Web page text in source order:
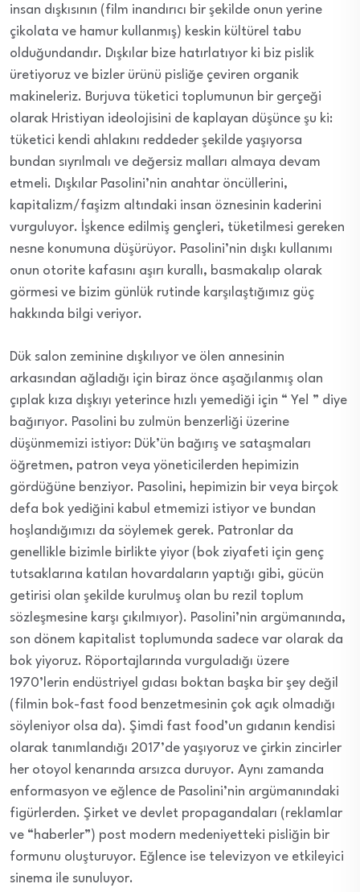
insan dışkısının (film inandırıcı bir şekilde onun yerine
çikolata ve hamur kullanmış) keskin kültürel tabu
olduğundandır. Dışkılar bize hatırlatıyor ki biz pislik
üretiyoruz ve bizler ürünü pisliğe çeviren organik
makineleriz. Burjuva tüketici toplumunun bir gerçeği
olarak Hristiyan ideolojisini de kaplayan düşünce şu ki:
tüketici kendi ahlakını reddeder şekilde yaşıyorsa
bundan sıyrılmalı ve değersiz malları almaya devam
etmeli. Dışkılar Pasolini’nin anahtar öncüllerini,
kapitalizm/faşizm altındaki insan öznesinin kaderini
vurguluyor. İşkence edilmiş gençleri, tüketilmesi gereken
nesne konumuna düşürüyor. Pasolini’nin dışkı kullanımı
onun otorite kafasını aşırı kurallı, basmakalıp olarak
görmesi ve bizim günlük rutinde karşılaştığımız güç
hakkında bilgi veriyor.
Dük salon zeminine dışkılıyor ve ölen annesinin
arkasından ağladığı için biraz önce aşağılanmış olan
çıplak kıza dışkıyı yeterince hızlı yemediği için “ Ye! ” diye
bağırıyor. Pasolini bu zulmün benzerliği üzerine
düşünmemizi istiyor: Dük’ün bağırış ve sataşmaları
öğretmen, patron veya yöneticilerden hepimizin
gördüğüne benziyor. Pasolini, hepimizin bir veya birçok
defa bok yediğini kabul etmemizi istiyor ve bundan
hoşlandığımızı da söylemek gerek. Patronlar da
genellikle bizimle birlikte yiyor (bok ziyafeti için genç
tutsaklarına katılan hovardaların yaptığı gibi, gücün
getirisi olan şekilde kurulmuş olan bu rezil toplum
sözleşmesine karşı çıkılmıyor). Pasolini’nin argümanında,
son dönem kapitalist toplumunda sadece var olarak da
bok yiyoruz. Röportajlarında vurguladığı üzere
1970’lerin endüstriyel gıdası boktan başka bir şey değil
(filmin bok-fast food benzetmesinin çok açık olmadığı
söyleniyor olsa da). Şimdi fast food’un gıdanın kendisi
olarak tanımlandığı 2017’de yaşıyoruz ve çirkin zincirler
her otoyol kenarında arsızca duruyor. Aynı zamanda
enformasyon ve eğlence de Pasolini’nin argümanındaki
figürlerden. Şirket ve devlet propagandaları (reklamlar
ve “haberler”) post modern medeniyetteki pisliğin bir
formunu oluşturuyor. Eğlence ise televizyon ve etkileyici
sinema ile sunuluyor.